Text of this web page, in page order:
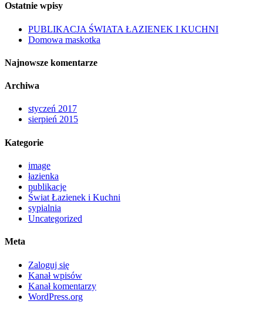
Ostatnie wpisy
PUBLIKACJA ŚWIATA ŁAZIENEK I KUCHNI
Domowa maskotka
Najnowsze komentarze
Archiwa
styczeń 2017
sierpień 2015
Kategorie
image
łazienka
publikacje
Świat Łazienek i Kuchni
sypialnia
Uncategorized
Meta
Zaloguj się
Kanał wpisów
Kanał komentarzy
WordPress.org